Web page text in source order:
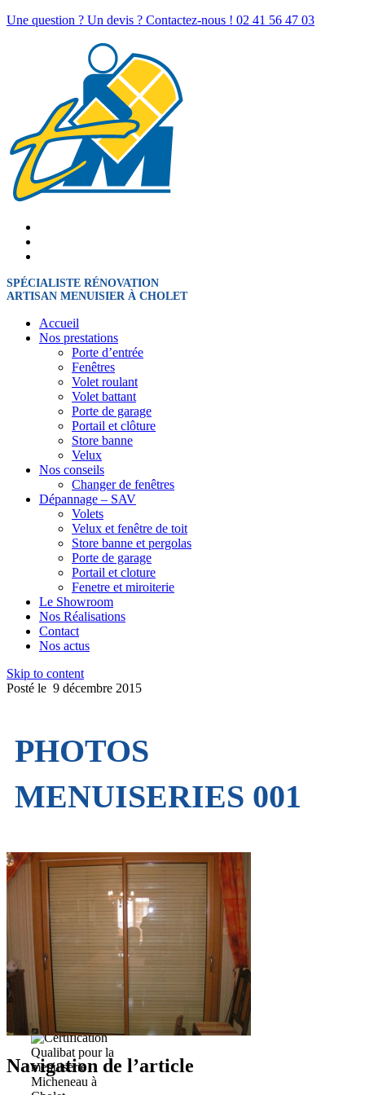
Une question ? Un devis ? Contactez-nous ! 02 41 56 47 03
SPÉCIALISTE RÉNOVATION
ARTISAN MENUISIER À CHOLET
Accueil
Nos prestations
Porte d’entrée
Fenêtres
Volet roulant
Volet battant
Porte de garage
Portail et clôture
Store banne
Velux
Nos conseils
Changer de fenêtres
Dépannage – SAV
Volets
Velux et fenêtre de toit
Store banne et pergolas
Porte de garage
Portail et cloture
Fenetre et miroiterie
Le Showroom
Nos Réalisations
Contact
Nos actus
Skip to content
Posté le 9 décembre 2015
PHOTOS
MENUISERIES 001
Navigation de l’article